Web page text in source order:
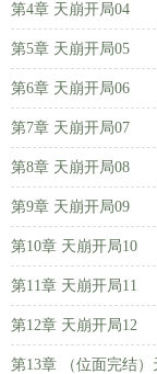
第4章 天崩开局04
第5章 天崩开局05
第6章 天崩开局06
第7章 天崩开局07
第8章 天崩开局08
第9章 天崩开局09
第10章 天崩开局10
第11章 天崩开局11
第12章 天崩开局12
第13章 （位面完结）